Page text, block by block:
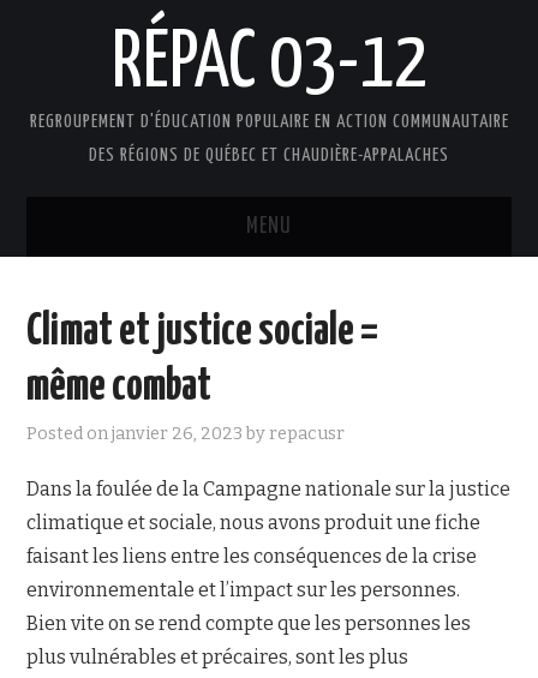
RÉPAC 03-12
REGROUPEMENT D'ÉDUCATION POPULAIRE EN ACTION COMMUNAUTAIRE
DES RÉGIONS DE QUÉBEC ET CHAUDIÈRE-APPALACHES
MENU
PRÉSENTATION
FAIRE UN DON !
NOUS JOINDRE
Climat et justice sociale =
même combat
Posted onjanvier 26, 2023 byrepacusr
Dans la foulée de la Campagne nationale sur la justice
climatique et sociale, nous avons produit une fiche
faisant les liens entre les conséquences de la crise
environnementale et l’impact sur les personnes.
Bien vite on se rend compte que les personnes les
plus vulnérables et précaires, sont les plus